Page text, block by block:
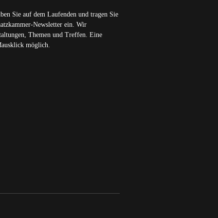
Sie auf dem Laufenden und tragen Sie
Newsletter ein. Wir
Themen und Treffen. Eine
möglich.